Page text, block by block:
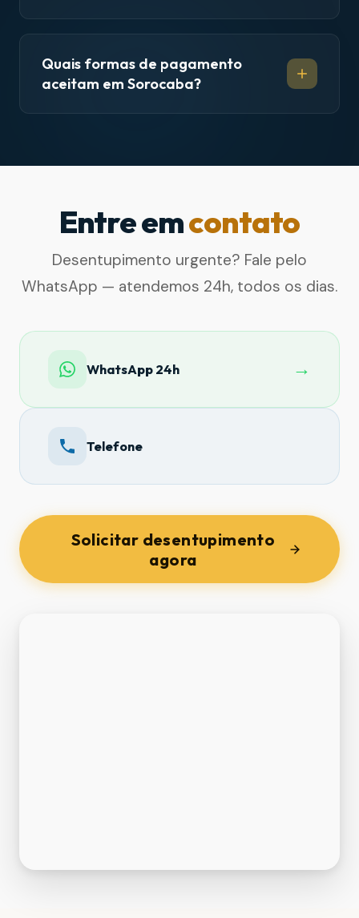
Quais formas de pagamento
aceitam em Sorocaba?
Entre emcontato
Desentupimento urgente? Fale pelo
WhatsApp — atendemos 24h, todos os dias.
WhatsApp 24h →
Telefone
Solicitar desentupimento
agora